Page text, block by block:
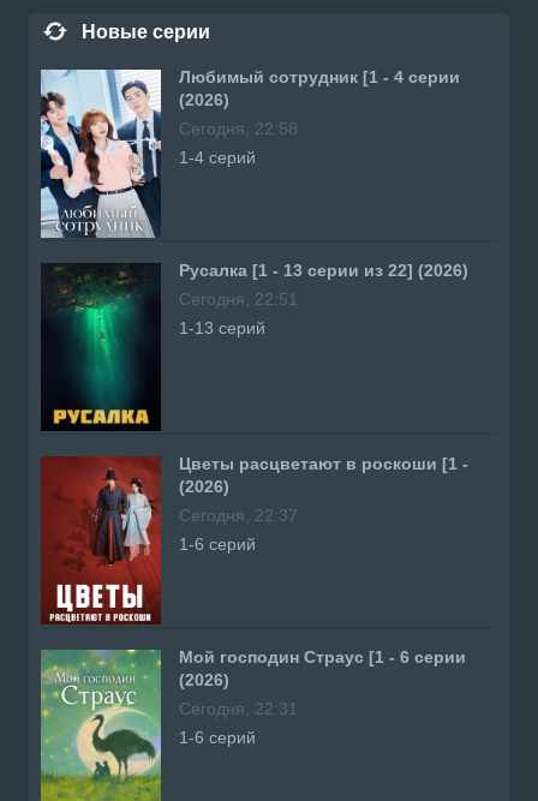
Новые серии
Любимый сотрудник [1 - 4 серии
(2026)
Сегодня, 22:58
1-4 серий
Русалка [1 - 13 серии из 22] (2026)
Сегодня, 22:51
1-13 серий
Цветы расцветают в роскоши [1 -
(2026)
Сегодня, 22:37
1-6 серий
Мой господин Страус [1 - 6 серии
(2026)
Сегодня, 22:31
1-6 серий